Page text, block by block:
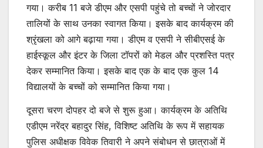
गया। करीब 11 बजे डीएम और एसपी पहुंचे तो बच्चों ने जोरदार
तालियों के साथ उनका स्वागत किया। इसके बाद कार्यक्रम की
श्रृंखला को आगे बढ़ाया गया। डीएम व एसपी ने सीबीएसई के
हाईस्कूल और इंटर के जिला टॉपरों को मेडल और प्रशस्ति पत्र
देकर सम्मानित किया। इसके बाद एक के बाद एक कुल 14
विद्यालयों के बच्चों को सम्मानित किया गया।
दूसरा चरण दोपहर दो बजे से शुरू हुआ। कार्यक्रम के अतिथि
एडीएम नरेंद्र बहादुर सिंह, विशिष्ट अतिथि के रूप में सहायक
पुलिस अधीक्षक विवेक तिवारी ने अपने संबोधन से छात्राओं में